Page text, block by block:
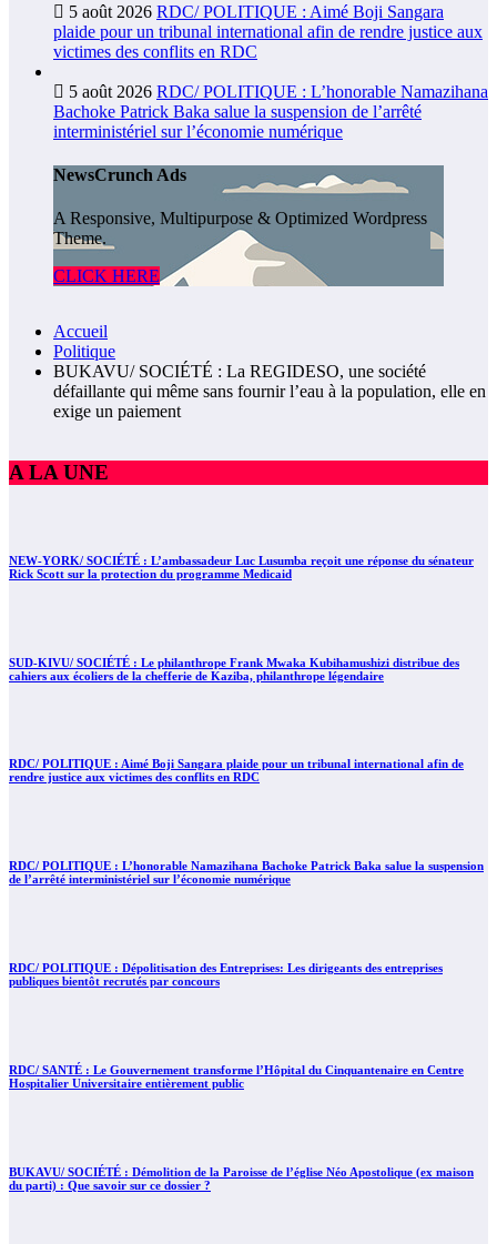
5 août 2026 RDC/ POLITIQUE : Aimé Boji Sangara
plaide pour un tribunal international afin de rendre justice aux
victimes des conflits en RDC
5 août 2026 RDC/ POLITIQUE : L’honorable Namazihana
Bachoke Patrick Baka salue la suspension de l’arrêté
interministériel sur l’économie numérique
NewsCrunch Ads
A Responsive, Multipurpose & Optimized Wordpress
Theme.
CLICK HERE
Accueil
Politique
BUKAVU/ SOCIÉTÉ : La REGIDESO, une société
défaillante qui même sans fournir l’eau à la population, elle en
exige un paiement
A LA UNE
NEW-YORK/ SOCIÉTÉ : L’ambassadeur Luc Lusumba reçoit une réponse du sénateur
Rick Scott sur la protection du programme Medicaid
SUD-KIVU/ SOCIÉTÉ : Le philanthrope Frank Mwaka Kubihamushizi distribue des
cahiers aux écoliers de la chefferie de Kaziba, philanthrope légendaire
RDC/ POLITIQUE : Aimé Boji Sangara plaide pour un tribunal international afin de
rendre justice aux victimes des conflits en RDC
RDC/ POLITIQUE : L’honorable Namazihana Bachoke Patrick Baka salue la suspension
de l’arrêté interministériel sur l’économie numérique
RDC/ POLITIQUE : Dépolitisation des Entreprises: Les dirigeants des entreprises
publiques bientôt recrutés par concours
RDC/ SANTÉ : Le Gouvernement transforme l’Hôpital du Cinquantenaire en Centre
Hospitalier Universitaire entièrement public
BUKAVU/ SOCIÉTÉ : Démolition de la Paroisse de l’église Néo Apostolique (ex maison
du parti) : Que savoir sur ce dossier ?